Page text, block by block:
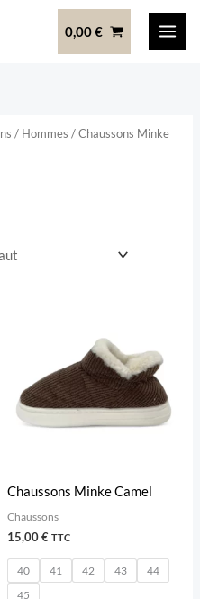
0,00€
/ Hommes / Chaussons Minke
Chaussons Minke Camel
Chaussons
15,00€ TTC
40 41 42 43
44
45